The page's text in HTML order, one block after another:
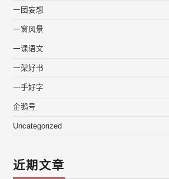
一团妄想
一窗风景
一课语文
一架好书
一手好字
企鹅号
Uncategorized
近期文章